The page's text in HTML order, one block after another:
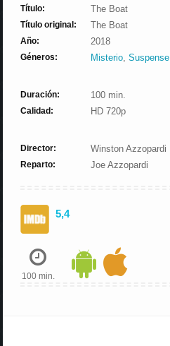
Título: The Boat
Título original: The Boat
Año: 2018
Géneros: Misterio,Suspense
Duración: 100 min.
Calidad: HD 720p
Director: Winston Azzopardi
Reparto: Joe Azzopardi
5,4
100 min.